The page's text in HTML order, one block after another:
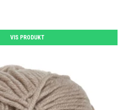
VIS PRODUKT